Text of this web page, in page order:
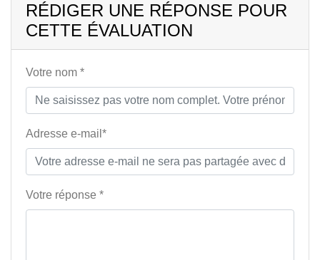
RÉDIGER UNE RÉPONSE POUR
CETTE ÉVALUATION
Votre nom *
Adresse e-mail*
Votre réponse *